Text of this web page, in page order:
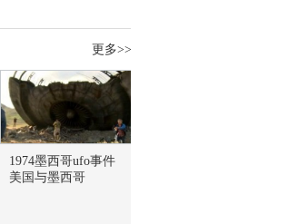
更多>>
1974墨西哥ufo事件
美国与墨西哥